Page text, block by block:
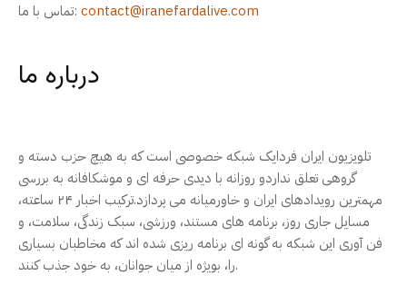
تماس با ما: contact@iranefardalive.com
درباره ما
تلویزیون ایران فردایک شبکه خصوصی است که به هیچ حزب دسته و
گروهی تعلق نداردو روزانه با دیدی حرفه ای و موشکافانه به بررسی
مهمترین رویدادهای ایران و خاورمیانه می پردازد.ترکیب اخبار ۲۴ ساعته،
مسایل جاری روز، برنامه های مستند، ورزشی، سبک زندگی، سلامت، و
فن آوری این شبکه به گونه ای برنامه ریزی شده اند که مخاطبان بسیاری
را، بویژه از میان جوانان، به خود جذب کنند.